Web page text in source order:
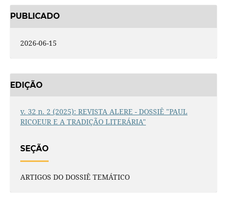
PUBLICADO
2026-06-15
EDIÇÃO
v. 32 n. 2 (2025): REVISTA ALERE - DOSSIÊ "PAUL
RICOEUR E A TRADIÇÃO LITERÁRIA"
SEÇÃO
ARTIGOS DO DOSSIÊ TEMÁTICO